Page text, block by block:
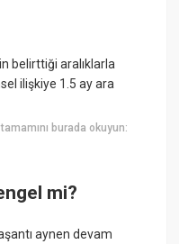
belirttiği aralıklarla
ilişkiye 1.5 ay ara
tamamını burada okuyun:
mi?
aynen devam